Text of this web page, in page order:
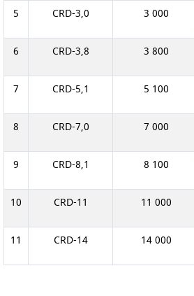
5 CRD-3,0 3 000
6 CRD-3,8 3 800
7 CRD-5,1 5 100
8 CRD-7,0 7 000
9 CRD-8,1 8 100
10 CRD-11 11 000
11 CRD-14 14 000
ФИЛЬТРЫ ТОПЛИВНЫЕ
МОТОРНОЕ МАСЛО
РАДИАТОРЫ
ДЕТАЛИ ПОРШНЕВЫХ КОМПРЕССОРОВ
ДЕТАЛИ СПИРАЛЬНЫХ КОМПРЕССОРОВ